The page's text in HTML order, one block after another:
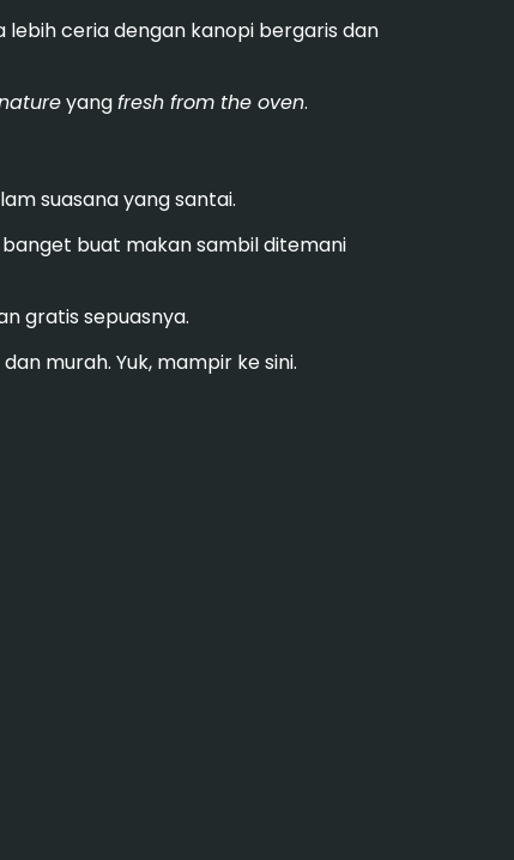
lebih ceria dengan kanopi bergaris dan
yangfresh from the oven.
suasana yang santai.
buat makan sambil ditemani
gratis sepuasnya.
murah. Yuk, mampir ke sini.